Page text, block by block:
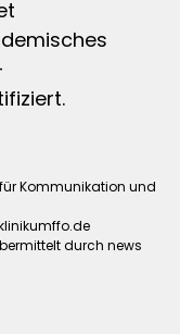
Kommunikation und
durch news